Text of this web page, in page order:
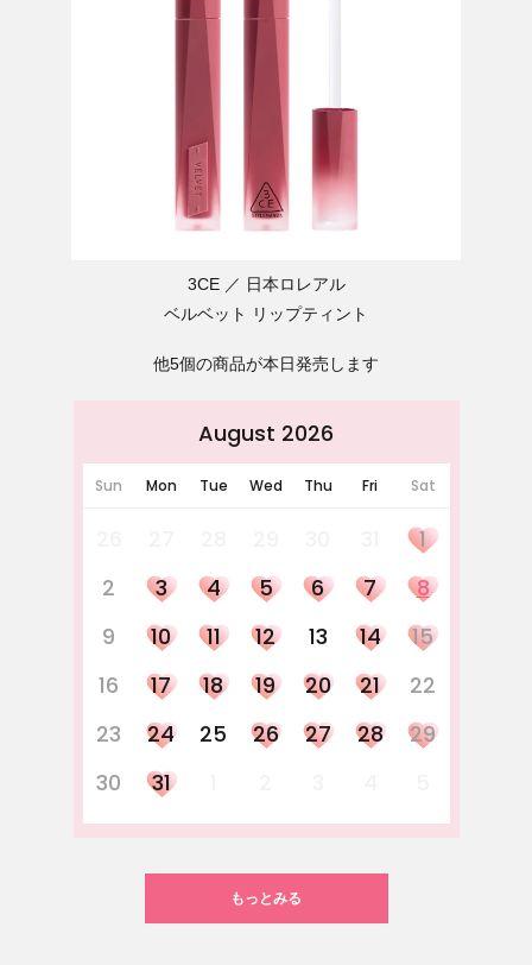
3CE
日本ロレアル
ベルベット リップティント
他5個の商品が本日発売します
August 2026
Sun Mon Tue Wed Thu Fri Sat
1
2
3 4 5 6 7
8
9
10 11 12 13 14
15
16
17 18 19 20 21
22
23
24 25 26 27 28
29
30
31
もっとみる